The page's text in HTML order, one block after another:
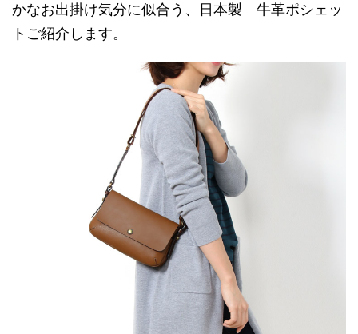
かなお出掛け気分に似合う、日本製 牛革ポシェッ
トご紹介します。